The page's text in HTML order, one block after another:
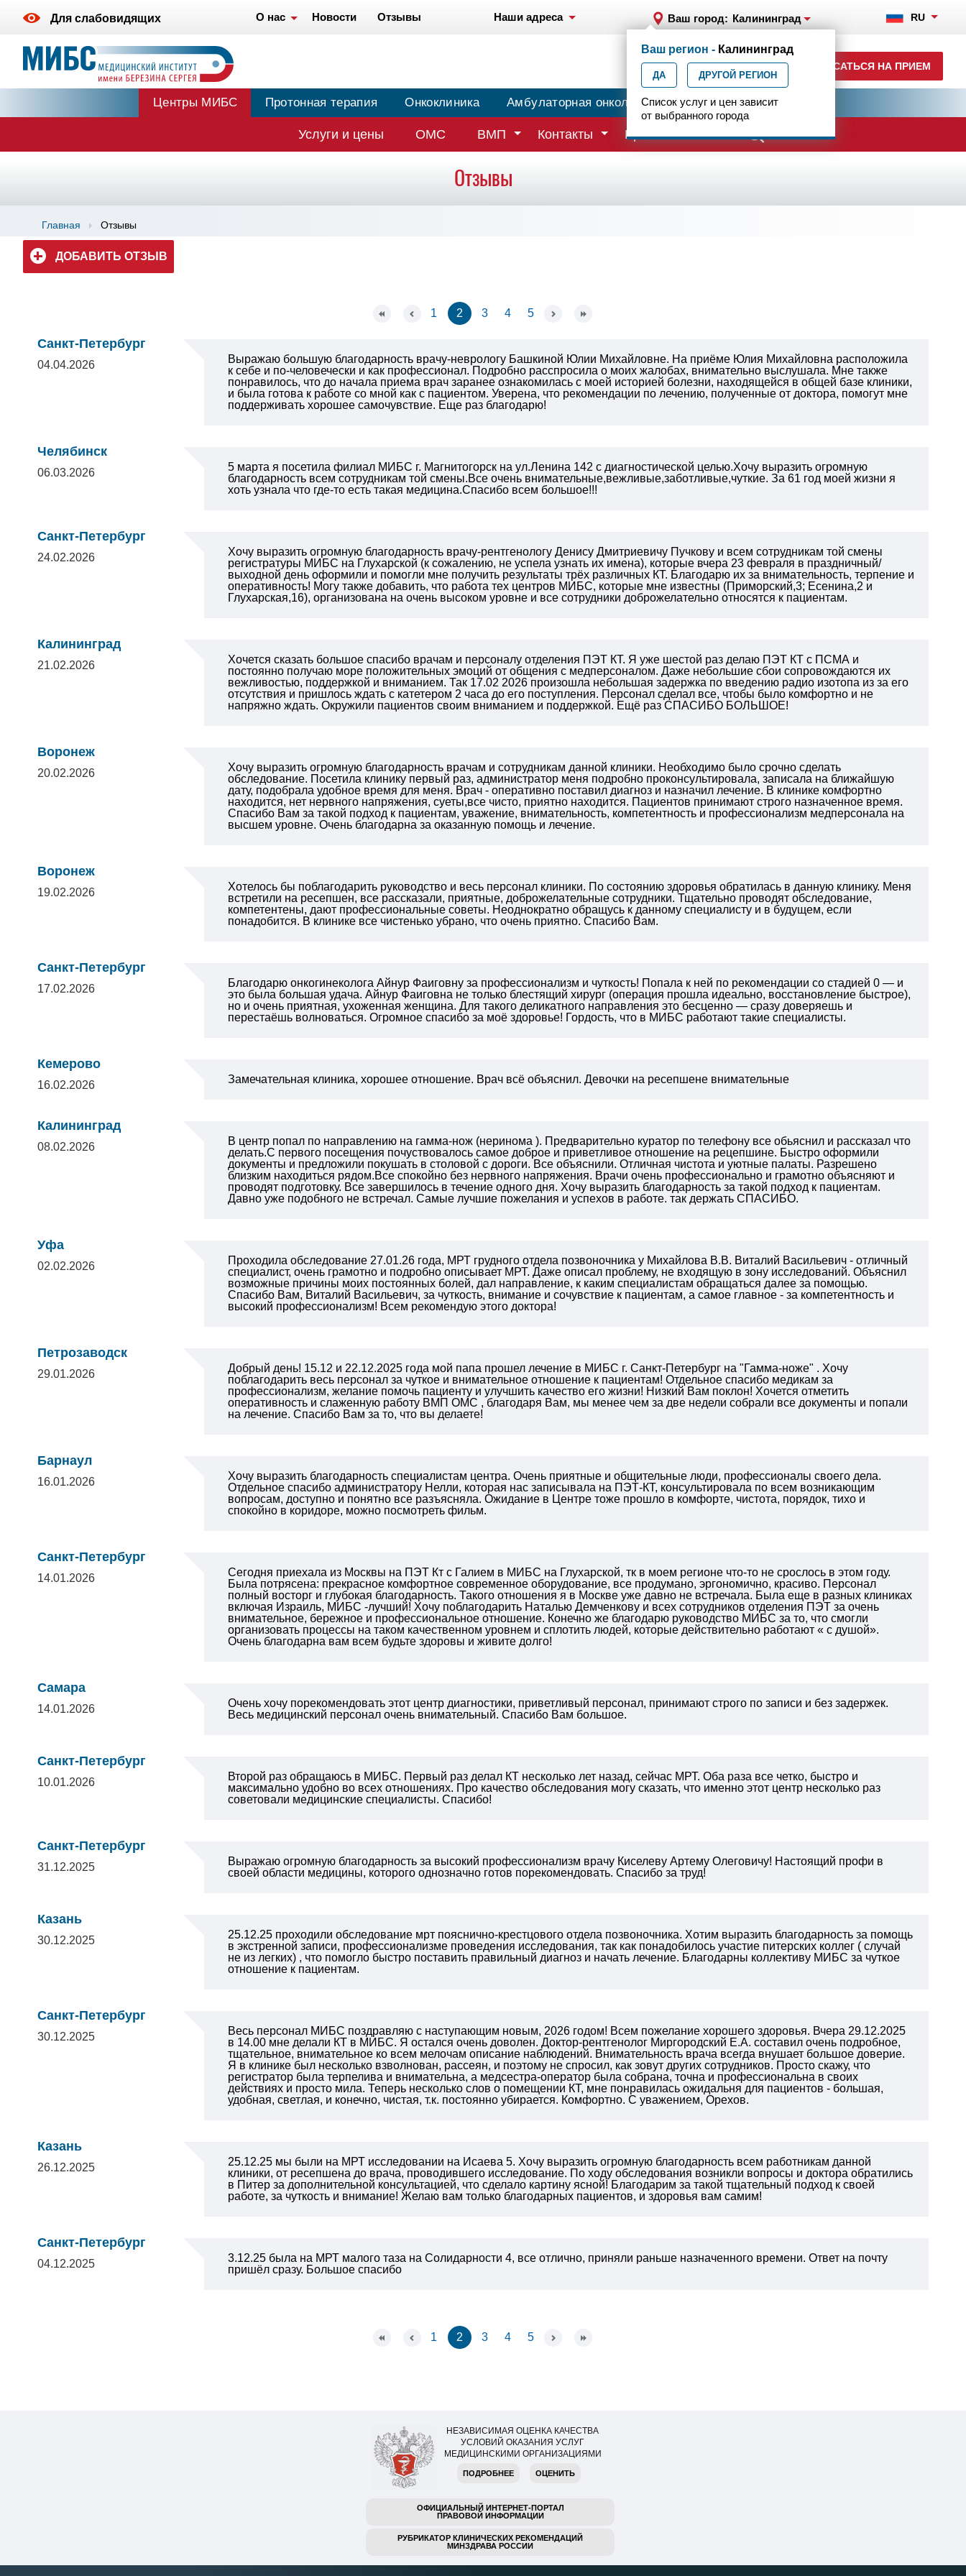
Для слабовидящих О нас Новости Отзывы Наши адреса Ваш город: Калининград RU
+7 (4012) 957-300
ежедн. 7.00-23.00
ЗАПИСАТЬСЯ НА ПРИЕМ
Ваш регион - Калининград
ДА ДРУГОЙ РЕГИОН
Список услуг и цен зависит
от выбранного города
Центры МИБС Протонная терапия Онкоклиника Амбулаторная онкология Центр эпилептологии
Услуги и цены ОМС ВМП Контакты Врачи
Отзывы
Главная Отзывы
ДОБАВИТЬ ОТЗЫВ
1 2 3 4 5
Санкт-Петербург
04.04.2026
Выражаю большую благодарность врачу-неврологу Башкиной Юлии Михайловне. На приёме Юлия Михайловна расположила
к себе и по-человечески и как профессионал. Подробно расспросила о моих жалобах, внимательно выслушала. Мне также
понравилось, что до начала приема врач заранее ознакомилась с моей историей болезни, находящейся в общей базе клиники,
и была готова к работе со мной как с пациентом. Уверена, что рекомендации по лечению, полученные от доктора, помогут мне
поддерживать хорошее самочувствие. Еще раз благодарю!
Челябинск
06.03.2026
5 марта я посетила филиал МИБС г. Магнитогорск на ул.Ленина 142 с диагностической целью.Хочу выразить огромную
благодарность всем сотрудникам той смены.Все очень внимательные,вежливые,заботливые,чуткие. За 61 год моей жизни я
хоть узнала что где-то есть такая медицина.Спасибо всем большое!!!
Санкт-Петербург
24.02.2026
Хочу выразить огромную благодарность врачу-рентгенологу Денису Дмитриевичу Пучкову и всем сотрудникам той смены
регистратуры МИБС на Глухарской (к сожалению, не успела узнать их имена), которые вчера 23 февраля в праздничный/
выходной день оформили и помогли мне получить результаты трёх различных КТ. Благодарю их за внимательность, терпение и
оперативность! Могу также добавить, что работа тех центров МИБС, которые мне известны (Приморский,3; Есенина,2 и
Глухарская,16), организована на очень высоком уровне и все сотрудники доброжелательно относятся к пациентам.
Калининград
21.02.2026
Хочется сказать большое спасибо врачам и персоналу отделения ПЭТ КТ. Я уже шестой раз делаю ПЭТ КТ с ПСМА и
постоянно получаю море положительных эмоций от общения с медперсоналом. Даже небольшие сбои сопровождаются их
вежливостью, поддержкой и вниманием. Так 17.02 2026 произошла небольшая задержка по введению радио изотопа из за его
отсутствия и пришлось ждать с катетером 2 часа до его поступления. Персонал сделал все, чтобы было комфортно и не
напряжно ждать. Окружили пациентов своим вниманием и поддержкой. Ещё раз СПАСИБО БОЛЬШОЕ!
Воронеж
20.02.2026
Хочу выразить огромную благодарность врачам и сотрудникам данной клиники. Необходимо было срочно сделать
обследование. Посетила клинику первый раз, администратор меня подробно проконсультировала, записала на ближайшую
дату, подобрала удобное время для меня. Врач - оперативно поставил диагноз и назначил лечение. В клинике комфортно
находится, нет нервного напряжения, суеты,все чисто, приятно находится. Пациентов принимают строго назначенное время.
Спасибо Вам за такой подход к пациентам, уважение, внимательность, компетентность и профессионализм медперсонала на
высшем уровне. Очень благодарна за оказанную помощь и лечение.
Воронеж
19.02.2026
Хотелось бы поблагодарить руководство и весь персонал клиники. По состоянию здоровья обратилась в данную клинику. Меня
встретили на ресепшен, все рассказали, приятные, доброжелательные сотрудники. Тщательно проводят обследование,
компетентены, дают профессиональные советы. Неоднократно обращусь к данному специалисту и в будущем, если
понадобится. В клинике все чистенько убрано, что очень приятно. Спасибо Вам.
Санкт-Петербург
17.02.2026
Благодарю онкогинеколога Айнур Фаиговну за профессионализм и чуткость! Попала к ней по рекомендации со стадией 0 — и
это была большая удача. Айнур Фаиговна не только блестящий хирург (операция прошла идеально, восстановление быстрое),
но и очень приятная, ухоженная женщина. Для такого деликатного направления это бесценно — сразу доверяешь и
перестаёшь волноваться. Огромное спасибо за моё здоровье! Гордость, что в МИБС работают такие специалисты.
Кемерово
16.02.2026 Замечательная клиника, хорошее отношение. Врач всё объяснил. Девочки на ресепшене внимательные
Калининград
08.02.2026
В центр попал по направлению на гамма-нож (неринома ). Предварительно куратор по телефону все обьяснил и рассказал что
делать.С первого посещения почуствовалось самое доброе и приветливое отношение на рецепшине. Быстро оформили
документы и предложили покушать в столовой с дороги. Все объяснили. Отличная чистота и уютные палаты. Разрешено
близким находиться рядом.Все спокойно без нервного напряжения. Врачи очень профессионально и грамотно объясняют и
проводят подготовку. Все завершилось в течение одного дня. Хочу выразить благодарность за такой подход к пациентам.
Давно уже подобного не встречал. Самые лучшие пожелания и успехов в работе. так держать СПАСИБО.
Уфа
02.02.2026
Проходила обследование 27.01.26 года, МРТ грудного отдела позвоночника у Михайлова В.В. Виталий Васильевич - отличный
специалист, очень грамотно и подробно описывает МРТ. Даже описал проблему, не входящую в зону исследований. Объяснил
возможные причины моих постоянных болей, дал направление, к каким специалистам обращаться далее за помощью.
Спасибо Вам, Виталий Васильевич, за чуткость, внимание и сочувствие к пациентам, а самое главное - за компетентность и
высокий профессионализм! Всем рекомендую этого доктора!
Петрозаводск
29.01.2026
Добрый день! 15.12 и 22.12.2025 года мой папа прошел лечение в МИБС г. Санкт-Петербург на "Гамма-ноже" . Хочу
поблагодарить весь персонал за чуткое и внимательное отношение к пациентам! Отдельное спасибо медикам за
профессионализм, желание помочь пациенту и улучшить качество его жизни! Низкий Вам поклон! Хочется отметить
оперативность и слаженную работу ВМП ОМС , благодаря Вам, мы менее чем за две недели собрали все документы и попали
на лечение. Спасибо Вам за то, что вы делаете!
Барнаул
16.01.2026
Хочу выразить благодарность специалистам центра. Очень приятные и общительные люди, профессионалы своего дела.
Отдельное спасибо администратору Нелли, которая нас записывала на ПЭТ-КТ, консультировала по всем возникающим
вопросам, доступно и понятно все разъясняла. Ожидание в Центре тоже прошло в комфорте, чистота, порядок, тихо и
спокойно в коридоре, можно посмотреть фильм.
Санкт-Петербург
14.01.2026
Сегодня приехала из Москвы на ПЭТ Кт с Галием в МИБС на Глухарской, тк в моем регионе что-то не срослось в этом году.
Была потрясена: прекрасное комфортное современное оборудование, все продумано, эргономично, красиво. Персонал
полный восторг и глубокая благодарность. Такого отношения я в Москве уже давно не встречала. Была еще в разных клиниках
включая Израиль, МИБС -лучший! Хочу поблагодарить Наталью Демченкову и всех сотрудников отделения ПЭТ за очень
внимательное, бережное и профессиональное отношение. Конечно же благодарю руководство МИБС за то, что смогли
организовать процессы на таком качественном уровнем и сплотить людей, которые действительно работают « с душой».
Очень благодарна вам всем будьте здоровы и живите долго!
Самара
14.01.2026
Очень хочу порекомендовать этот центр диагностики, приветливый персонал, принимают строго по записи и без задержек.
Весь медицинский персонал очень внимательный. Спасибо Вам большое.
Санкт-Петербург
10.01.2026
Второй раз обращаюсь в МИБС. Первый раз делал КТ несколько лет назад, сейчас МРТ. Оба раза все четко, быстро и
максимально удобно во всех отношениях. Про качество обследования могу сказать, что именно этот центр несколько раз
советовали медицинские специалисты. Спасибо!
Санкт-Петербург
31.12.2025
Выражаю огромную благодарность за высокий профессионализм врачу Киселеву Артему Олеговичу! Настоящий профи в
своей области медицины, которого однозначно готов порекомендовать. Спасибо за труд!
Казань
30.12.2025
25.12.25 проходили обследование мрт пояснично-крестцового отдела позвоночника. Хотим выразить благодарность за помощь
в экстренной записи, профессионализме проведения исследования, так как понадобилось участие питерских коллег ( случай
не из легких) , что помогло быстро поставить правильный диагноз и начать лечение. Благодарны коллективу МИБС за чуткое
отношение к пациентам.
Санкт-Петербург
30.12.2025
Весь персонал МИБС поздравляю с наступающим новым, 2026 годом! Всем пожелание хорошего здоровья. Вчера 29.12.2025
в 14.00 мне делали КТ в МИБС. Я остался очень доволен. Доктор-рентгенолог Миргородский Е.А. составил очень подробное,
тщательное, внимательное ко всем мелочам описание наблюдений. Внимательность врача всегда внушает большое доверие.
Я в клинике был несколько взволнован, рассеян, и поэтому не спросил, как зовут других сотрудников. Просто скажу, что
регистратор была терпелива и внимательна, а медсестра-оператор была собрана, точна и профессиональна в своих
действиях и просто мила. Теперь несколько слов о помещении КТ, мне понравилась ожидальня для пациентов - большая,
удобная, светлая, и конечно, чистая, т.к. постоянно убирается. Комфортно. С уважением, Орехов.
Казань
26.12.2025
25.12.25 мы были на МРТ исследовании на Исаева 5. Хочу выразить огромную благодарность всем работникам данной
клиники, от ресепшена до врача, проводившего исследование. По ходу обследования возникли вопросы и доктора обратились
в Питер за дополнительной консультацией, что сделало картину ясной! Благодарим за такой тщательный подход к своей
работе, за чуткость и внимание! Желаю вам только благодарных пациентов, и здоровья вам самим!
Санкт-Петербург
04.12.2025
3.12.25 была на МРТ малого таза на Солидарности 4, все отлично, приняли раньше назначенного времени. Ответ на почту
пришёл сразу. Большое спасибо
1 2 3 4 5
НЕЗАВИСИМАЯ ОЦЕНКА КАЧЕСТВА
УСЛОВИЙ ОКАЗАНИЯ УСЛУГ
МЕДИЦИНСКИМИ ОРГАНИЗАЦИЯМИ
ПОДРОБНЕЕ ОЦЕНИТЬ
ОФИЦИАЛЬНЫЙ ИНТЕРНЕТ-ПОРТАЛ
ПРАВОВОЙ ИНФОРМАЦИИ
РУБРИКАТОР КЛИНИЧЕСКИХ РЕКОМЕНДАЦИЙ
МИНЗДРАВА РОССИИ